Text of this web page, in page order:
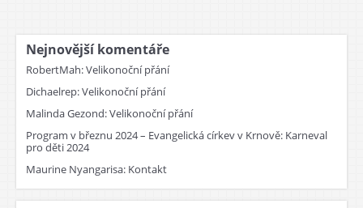
Nejnovější komentáře
RobertMah:Velikonoční přání
Dichaelrep:Velikonoční přání
Malinda Gezond:Velikonoční přání
Program v březnu 2024 – Evangelická církev v Krnově: Karneval
pro děti 2024
Maurine Nyangarisa: Kontakt